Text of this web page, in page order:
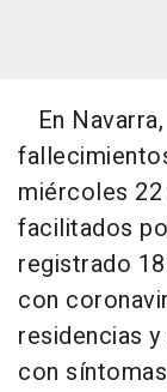
En
miércoles
facilitados
registrado
con
residencias
con